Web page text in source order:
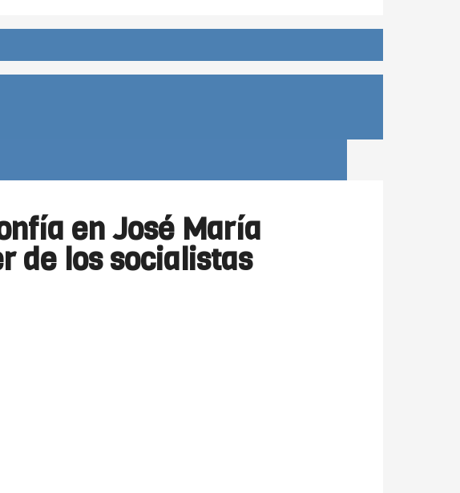
en José María
de los socialistas